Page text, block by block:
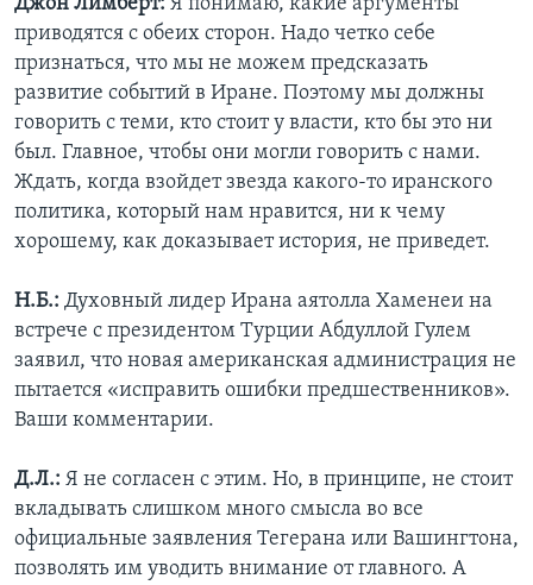
приводятся с обеих сторон. Надо четко себе
признаться, что мы не можем предсказать
развитие событий в Иране. Поэтому мы должны
говорить с теми, кто стоит у власти, кто бы это ни
был. Главное, чтобы они могли говорить с нами.
Ждать, когда взойдет звезда какого-то иранского
политика, который нам нравится, ни к чему
хорошему, как доказывает история, не приведет.
Н.Б.: Духовный лидер Ирана аятолла Хаменеи на
встрече с президентом Турции Абдуллой Гулем
заявил, что новая американская администрация не
пытается «исправить ошибки предшественников».
Ваши комментарии.
Д.Л.: Я не согласен с этим. Но, в принципе, не стоит
вкладывать слишком много смысла во все
официальные заявления Тегерана или Вашингтона,
позволять им уводить внимание от главного. А